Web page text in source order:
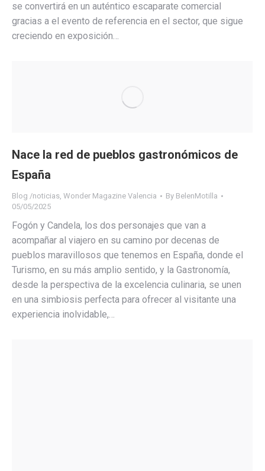
se convertirá en un auténtico escaparate comercial
gracias a el evento de referencia en el sector, que sigue
creciendo en exposición…
Nace la red de pueblos gastronómicos de
España
Blog /noticias Wonder Magazine Valencia By BelenMotilla
05/05/2025
Fogón y Candela, los dos personajes que van a
acompañar al viajero en su camino por decenas de
pueblos maravillosos que tenemos en España, donde el
Turismo, en su más amplio sentido, y la Gastronomía,
desde la perspectiva de la excelencia culinaria, se unen
en una simbiosis perfecta para ofrecer al visitante una
experiencia inolvidable,…